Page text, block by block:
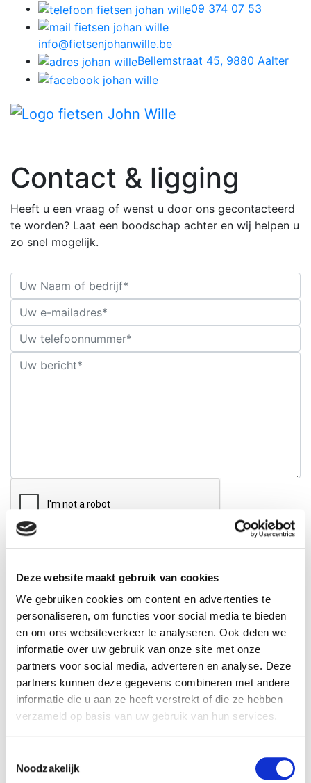
Deze website maakt gebruik van cookies
We gebruiken cookies om content en advertenties te
personaliseren, om functies voor social media te bieden
en om ons websiteverkeer te analyseren. Ook delen we
informatie over uw gebruik van onze site met onze
partners voor social media, adverteren en analyse. Deze
partners kunnen deze gegevens combineren met andere
informatie die u aan ze heeft verstrekt of die ze hebben
verzameld op basis van uw gebruik van hun services.
Noodzakelijk
09 374 07 53
info@fietsenjohanwille.be
Bellemstraat 45, 9880 Aalter
Contact & ligging
Heeft u een vraag of wenst u door ons gecontacteerd
te worden? Laat een boodschap achter en wij helpen u
zo snel mogelijk.
09 374 07 53
info@fietsenjohanwille.be
Fietsen Johan Wille
Bellemstraat 45
9880 Aalter
BE 0648.257.631